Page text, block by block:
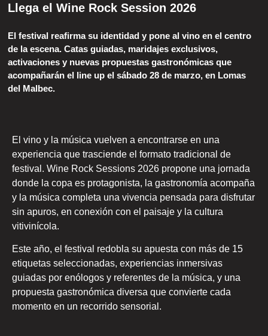
Llega el Wine Rock Session 2026
El festival reafirma su identidad y pone al vino en el centro
de la escena. Catas guiadas, maridajes exclusivos,
activaciones y nuevas propuestas gastronómicas que
acompañarán el line up el sábado 28 de marzo, en Lomas
del Malbec.
El vino y la música vuelven a encontrarse en una
experiencia que trasciende el formato tradicional de
festival. Wine Rock Sessions 2026 propone una jornada
donde la copa es protagonista, la gastronomía acompaña
y la música completa una vivencia pensada para disfrutar
sin apuros, en conexión con el paisaje y la cultura
vitivinícola.
Este año, el festival redobla su apuesta con más de 15
etiquetas seleccionadas, experiencias inmersivas
guiadas por enólogos y referentes de la música, y una
propuesta gastronómica diversa que convierte cada
momento en un recorrido sensorial.